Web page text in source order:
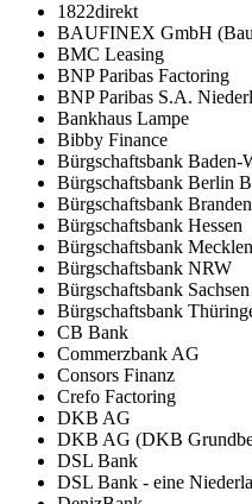
1822direkt
BAUFINEX GmbH
BMC Leasing
BNP Paribas Factoring
BNP Paribas S.A.
Bankhaus Lampe
Bibby Finance
Bürgschaftsbank Baden-
Bürgschaftsbank Berlin
Bürgschaftsbank
Bürgschaftsbank Hessen
Bürgschaftsbank
Bürgschaftsbank NRW
Bürgschaftsbank
Bürgschaftsbank
CB Bank
Commerzbank AG
Consors Finanz
Crefo Factoring
DKB AG
DKB AG (DKB
DSL Bank
DSL Bank - eine